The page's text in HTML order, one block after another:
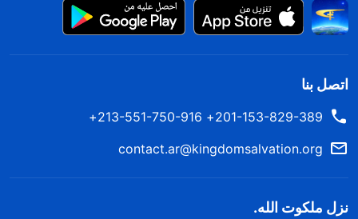
اتصل بنا
201-153-829-389+ 213-551-750-916+
contact.ar@kingdomsalvation.org
نزل ملكوت الله.